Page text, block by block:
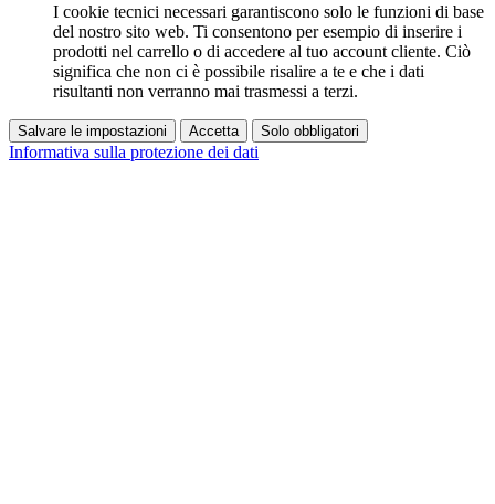
I cookie tecnici necessari garantiscono solo le funzioni di base
del nostro sito web. Ti consentono per esempio di inserire i
prodotti nel carrello o di accedere al tuo account cliente. Ciò
significa che non ci è possibile risalire a te e che i dati
risultanti non verranno mai trasmessi a terzi.
Salvare le impostazioni Accetta Solo obbligatori
Informativa sulla protezione dei dati